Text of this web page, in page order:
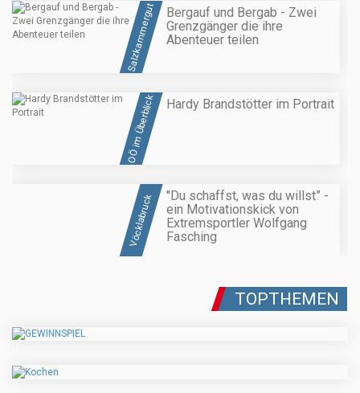
Salzkammergut
Bergauf und Bergab - Zwei
Grenzgänger die ihre
Abenteuer teilen
OÖ im Überblick Hardy Brandstötter im Portrait
Vöcklabruck
"Du schaffst, was du willst” -
ein Motivationskick von
Extremsportler Wolfgang
Fasching
TOPTHEMEN